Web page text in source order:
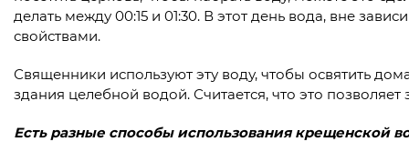
делать между 00:15 и 01:30. В этот день вода, вне
свойствами.
Священники используют эту воду, чтобы освятить
здания целебной водой. Считается, что это
Есть разные способы использования крещенской